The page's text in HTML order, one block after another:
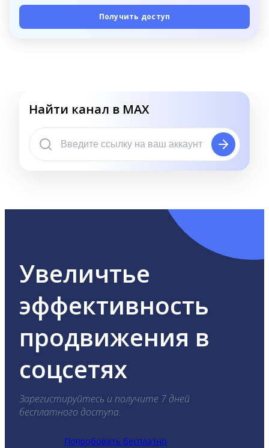
Получить доступ
Найти канал в MAX
Увеличтье
эффективность
продвижения в
соцсетях
Зарегистируйтесь и получите 7 дней
бесплатного доступа.
Попробовать бесплатно